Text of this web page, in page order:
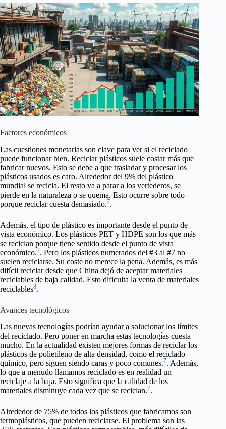
Factores económicos
Las cuestiones monetarias son clave para ver si el reciclado
puede funcionar bien. Reciclar plásticos suele costar más que
fabricar nuevos. Esto se debe a que trasladar y procesar los
plásticos usados es caro. Alrededor del 9% del plástico
mundial se recicla. El resto va a parar a los vertederos, se
pierde en la naturaleza o se quema. Esto ocurre sobre todo
porque reciclar cuesta demasiado.7.
Además, el tipo de plástico es importante desde el punto de
vista económico. Los plásticos PET y HDPE son los que más
se reciclan porque tiene sentido desde el punto de vista
económico.7. Pero los plásticos numerados del #3 al #7 no
suelen reciclarse. Su coste no merece la pena. Además, es más
difícil reciclar desde que China dejó de aceptar materiales
reciclables de baja calidad. Esto dificulta la venta de materiales
reciclables8.
Avances tecnológicos
Las nuevas tecnologías podrían ayudar a solucionar los límites
del reciclado. Pero poner en marcha estas tecnologías cuesta
mucho. En la actualidad existen mejores formas de reciclar los
plásticos de polietileno de alta densidad, como el reciclado
químico, pero siguen siendo caras y poco comunes.7. Además,
lo que a menudo llamamos reciclado es en realidad un
reciclaje a la baja. Esto significa que la calidad de los
materiales disminuye cada vez que se reciclan.7.
Alrededor de 75% de todos los plásticos que fabricamos son
termoplásticos, que pueden reciclarse. El problema son las